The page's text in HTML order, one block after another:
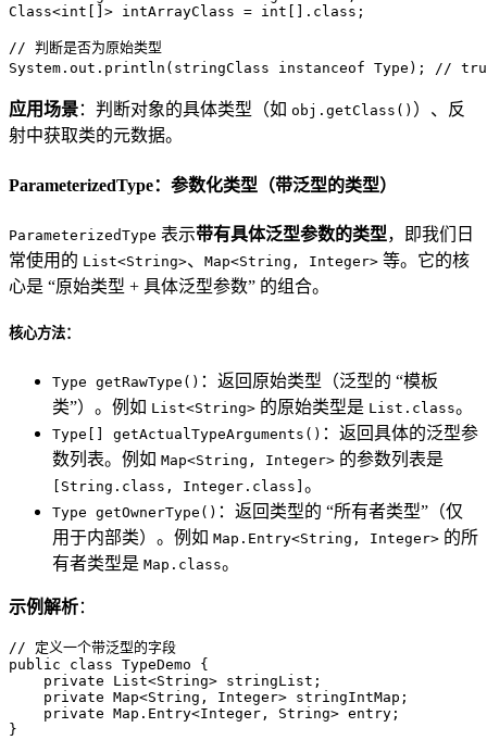
Class<int []> intArrayClass = int [].class;
// 判断是否为原始类型
System.out.println(stringClass instanceof Type); // true
应用场景：判断对象的具体类型（如 obj.getClass() ）、反
射中获取类的元数据。
ParameterizedType：参数化类型（带泛型的类型）
ParameterizedType 表示带有具体泛型参数的类型，即我们日
常使用的 List<String>、 Map<String, Integer> 等。它的核
心是 “原始类型 + 具体泛型参数” 的组合。
核心方法：
Type getRawType() ：返回原始类型（泛型的 “模板
类”）。例如 List<String> 的原始类型是 List.class。
Type[] getActualTypeArguments() ：返回具体的泛型参
数列表。例如 Map<String, Integer> 的参数列表是
[String.class, Integer.class] 。
Type getOwnerType() ：返回类型的 “所有者类型”（仅
用于内部类）。例如 Map.Entry<String, Integer> 的所
有者类型是 Map.class。
示例解析：
// 定义一个带泛型的字段
public
class TypeDemo {
private List<String> stringList;
private Map<String, Integer> stringIntMap;
private Map.Entry<Integer, String> entry;
}